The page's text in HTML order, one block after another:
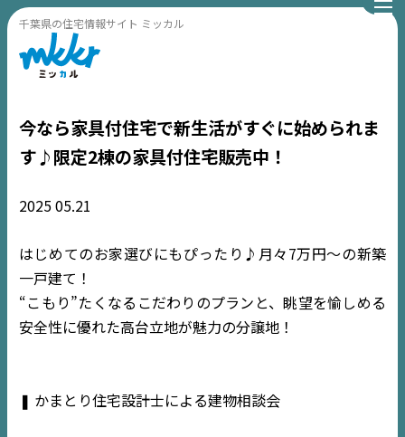
千葉県の住宅情報サイト ミッカル
今なら家具付住宅で新生活がすぐに始められま
す♪限定2棟の家具付住宅販売中！
202505.21
はじめてのお家選びにもぴったり♪月々7万円〜の新築
一戸建て！
“こもり”たくなるこだわりのプランと、眺望を愉しめる
安全性に優れた高台立地が魅力の分譲地！
❚ かまとり住宅設計士による建物相談会